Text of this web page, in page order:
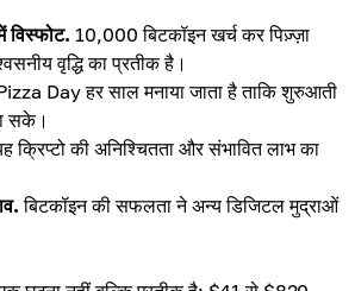
विस्फोट. 10,000 बिटकॉइन खर्च कर पिज़्ज़ा
वृद्धि का प्रतीक है।
Day हर साल मनाया जाता है ताकि शुरुआती
सके।
क्रिप्टो की अनिश्चितता और संभावित लाभ का
बिटकॉइन की सफलता ने अन्य डिजिटल मुद्राओं